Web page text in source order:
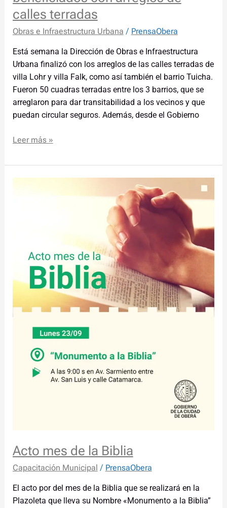
calles terradas
Obras e Infraestructura Urbana / PrensaObera
Está semana la Dirección de Obras e Infraestructura
Urbana finalizó con los arreglos de las calles terradas de
villa Lohr y villa Falk, como así también el barrio Tuicha.
Fueron 50 cuadras terradas entre los 3 barrios, que se
arreglaron para dar transitabilidad a los vecinos y que
puedan circular seguros. Además, desde el Gobierno
Leer más »
Acto mes de la Biblia
Capacitación Municipal / PrensaObera
El acto por del mes de la Biblia que se realizará en la
Plazoleta que lleva su Nombre «Monumento a la Biblia”